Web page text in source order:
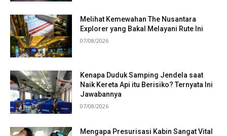
Melihat Kemewahan The Nusantara
Explorer yang Bakal Melayani Rute Ini
07/08/2026
Kenapa Duduk Samping Jendela saat
Naik Kereta Api itu Berisiko? Ternyata Ini
Jawabannya
07/08/2026
Mengapa Presurisasi Kabin Sangat Vital